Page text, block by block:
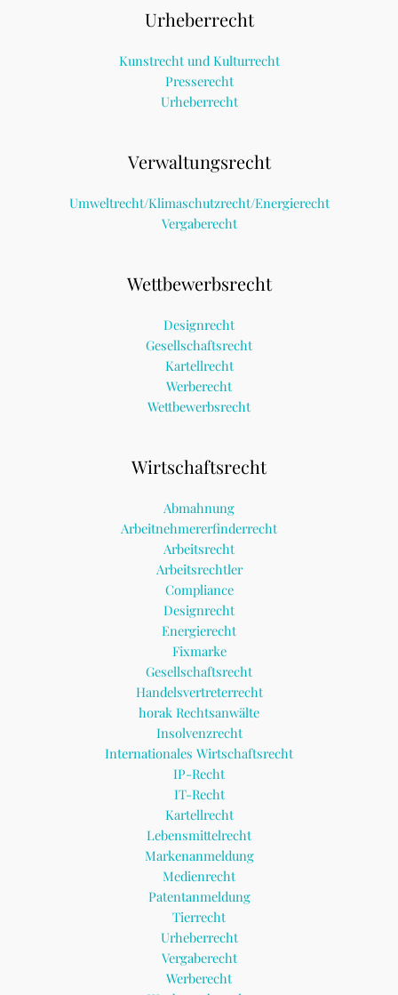
Urheberrecht
Kunstrecht und Kulturrecht
Presserecht
Urheberrecht
Verwaltungsrecht
Umweltrecht/Klimaschutzrecht/Energierecht
Vergaberecht
Wettbewerbsrecht
Designrecht
Gesellschaftsrecht
Kartellrecht
Werberecht
Wettbewerbsrecht
Wirtschaftsrecht
Abmahnung
Arbeitnehmererfinderrecht
Arbeitsrecht
Arbeitsrechtler
Compliance
Designrecht
Energierecht
Fixmarke
Gesellschaftsrecht
Handelsvertreterrecht
horak Rechtsanwälte
Insolvenzrecht
Internationales Wirtschaftsrecht
IP-Recht
IT-Recht
Kartellrecht
Lebensmittelrecht
Markenanmeldung
Medienrecht
Patentanmeldung
Tierrecht
Urheberrecht
Vergaberecht
Werberecht